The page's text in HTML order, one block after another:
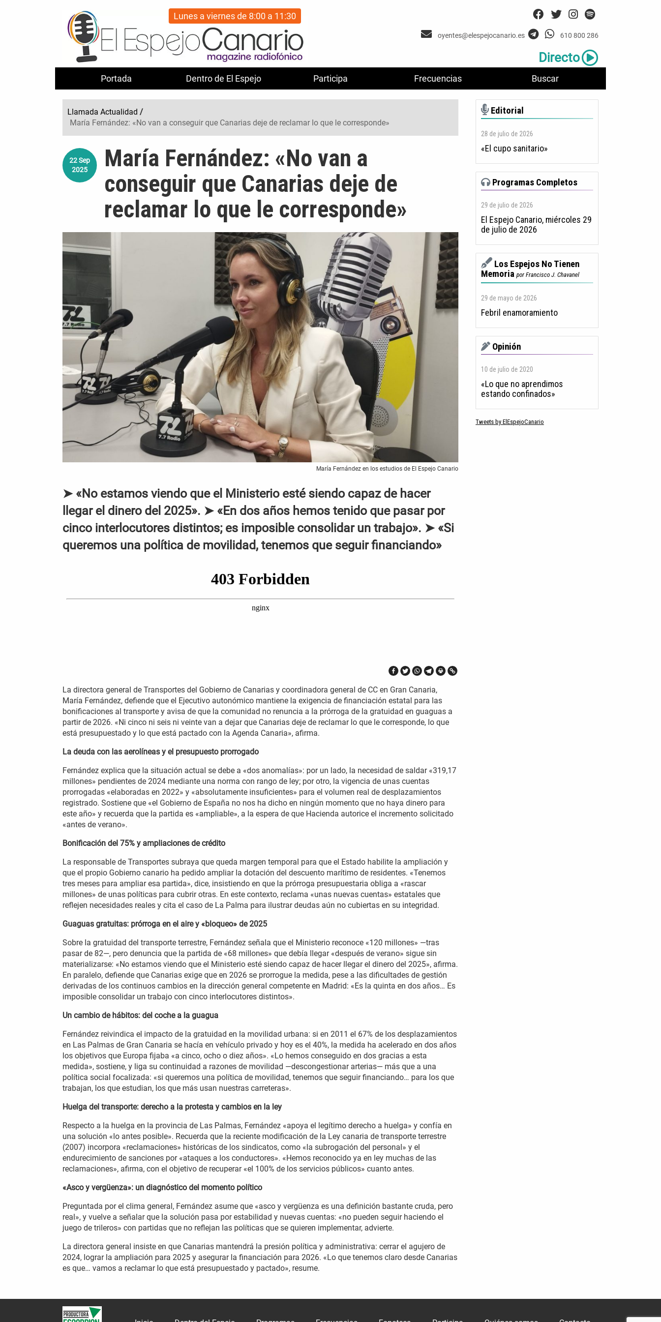
Portada Dentro de El Espejo Participa Frecuencias Buscar
Lunes a viernes de 8:00 a 11:30
oyentes@elespejocanario.es 610 800 286
Directo
Llamada Actualidad /
María Fernández: «No van a conseguir que Canarias deje de reclamar lo que le corresponde»
22Sep
2025
María Fernández: «No van a
conseguir que Canarias deje de
reclamar lo que le corresponde»
María Fernández en los estudios de El Espejo Canario
➤ «No estamos viendo que el Ministerio esté siendo capaz de hacer
llegar el dinero del 2025». ➤ «En dos años hemos tenido que pasar por
cinco interlocutores distintos; es imposible consolidar un trabajo». ➤ «Si
queremos una política de movilidad, tenemos que seguir financiando»
La directora general de Transportes del Gobierno de Canarias y coordinadora general de CC en Gran Canaria,
María Fernández, defiende que el Ejecutivo autonómico mantiene la exigencia de financiación estatal para las
bonificaciones al transporte y avisa de que la comunidad no renuncia a la prórroga de la gratuidad en guaguas a
partir de 2026. «Ni cinco ni seis ni veinte van a dejar que Canarias deje de reclamar lo que le corresponde, lo que
está presupuestado y lo que está pactado con la Agenda Canaria», afirma.
La deuda con las aerolíneas y el presupuesto prorrogado
Fernández explica que la situación actual se debe a «dos anomalías»: por un lado, la necesidad de saldar «319,17
millones» pendientes de 2024 mediante una norma con rango de ley; por otro, la vigencia de unas cuentas
prorrogadas «elaboradas en 2022» y «absolutamente insuficientes» para el volumen real de desplazamientos
registrado. Sostiene que «el Gobierno de España no nos ha dicho en ningún momento que no haya dinero para
este año» y recuerda que la partida es «ampliable», a la espera de que Hacienda autorice el incremento solicitado
«antes de verano».
Bonificación del 75% y ampliaciones de crédito
La responsable de Transportes subraya que queda margen temporal para que el Estado habilite la ampliación y
que el propio Gobierno canario ha pedido ampliar la dotación del descuento marítimo de residentes. «Tenemos
tres meses para ampliar esa partida», dice, insistiendo en que la prórroga presupuestaria obliga a «rascar
millones» de unas políticas para cubrir otras. En este contexto, reclama «unas nuevas cuentas» estatales que
reflejen necesidades reales y cita el caso de La Palma para ilustrar deudas aún no cubiertas en su integridad.
Guaguas gratuitas: prórroga en el aire y «bloqueo» de 2025
Sobre la gratuidad del transporte terrestre, Fernández señala que el Ministerio reconoce «120 millones» —tras
pasar de 82—, pero denuncia que la partida de «68 millones» que debía llegar «después de verano» sigue sin
materializarse: «No estamos viendo que el Ministerio esté siendo capaz de hacer llegar el dinero del 2025», afirma.
En paralelo, defiende que Canarias exige que en 2026 se prorrogue la medida, pese a las dificultades de gestión
derivadas de los continuos cambios en la dirección general competente en Madrid: «Es la quinta en dos años… Es
imposible consolidar un trabajo con cinco interlocutores distintos».
Un cambio de hábitos: del coche a la guagua
Fernández reivindica el impacto de la gratuidad en la movilidad urbana: si en 2011 el 67% de los desplazamientos
en Las Palmas de Gran Canaria se hacía en vehículo privado y hoy es el 40%, la medida ha acelerado en dos años
los objetivos que Europa fijaba «a cinco, ocho o diez años». «Lo hemos conseguido en dos gracias a esta
medida», sostiene, y liga su continuidad a razones de movilidad —descongestionar arterias— más que a una
política social focalizada: «si queremos una política de movilidad, tenemos que seguir financiando… para los que
trabajan, los que estudian, los que más usan nuestras carreteras».
Huelga del transporte: derecho a la protesta y cambios en la ley
Respecto a la huelga en la provincia de Las Palmas, Fernández «apoya el legítimo derecho a huelga» y confía en
una solución «lo antes posible». Recuerda que la reciente modificación de la Ley canaria de transporte terrestre
(2007) incorpora «reclamaciones» históricas de los sindicatos, como «la subrogación del personal» y el
endurecimiento de sanciones por «ataques a los conductores». «Hemos reconocido ya en ley muchas de las
reclamaciones», afirma, con el objetivo de recuperar «el 100% de los servicios públicos» cuanto antes.
«Asco y vergüenza»: un diagnóstico del momento político
Preguntada por el clima general, Fernández asume que «asco y vergüenza es una definición bastante cruda, pero
real», y vuelve a señalar que la solución pasa por estabilidad y nuevas cuentas: «no pueden seguir haciendo el
juego de trileros» con partidas que no reflejan las políticas que se quieren implementar, advierte.
La directora general insiste en que Canarias mantendrá la presión política y administrativa: cerrar el agujero de
2024, lograr la ampliación para 2025 y asegurar la financiación para 2026. «Lo que tenemos claro desde Canarias
es que… vamos a reclamar lo que está presupuestado y pactado», resume.
Editorial
28 de julio de 2026
«El cupo sanitario»
Programas Completos
29 de julio de 2026
El Espejo Canario, miércoles 29
de julio de 2026
Los Espejos No Tienen
Memoria por Francisco J. Chavanel
29 de mayo de 2026
Febril enamoramiento
Opinión
10 de julio de 2020
«Lo que no aprendimos
estando confinados»
Tweets by ElEspejoCanario